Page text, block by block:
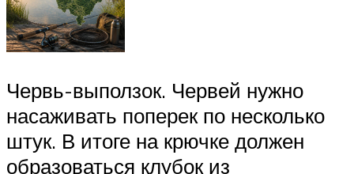
Червь-выползок. Червей нужно
насаживать поперек по несколько
штук. В итоге на крючке должен
образоваться клубок из